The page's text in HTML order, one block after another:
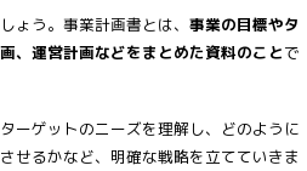
ょう。事業計画書とは、 事業の目標やタ
、運営計画などをまとめた資料のことで
ーゲットのニーズを理解し、どのように
せるかなど、明確な戦略を立てていきま